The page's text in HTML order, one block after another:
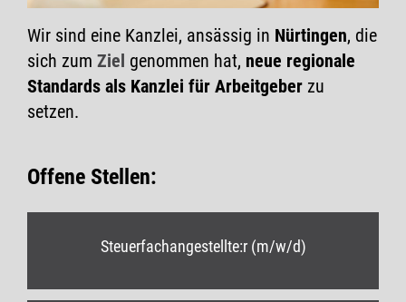
Wir sind eine Kanzlei, ansässig in Nürtingen, die
sich zum Ziel genommen hat, neue regionale
Standards als Kanzlei für Arbeitgeber zu
setzen.
Offene Stellen:
Steuerfachangestellte:r (m/w/d)